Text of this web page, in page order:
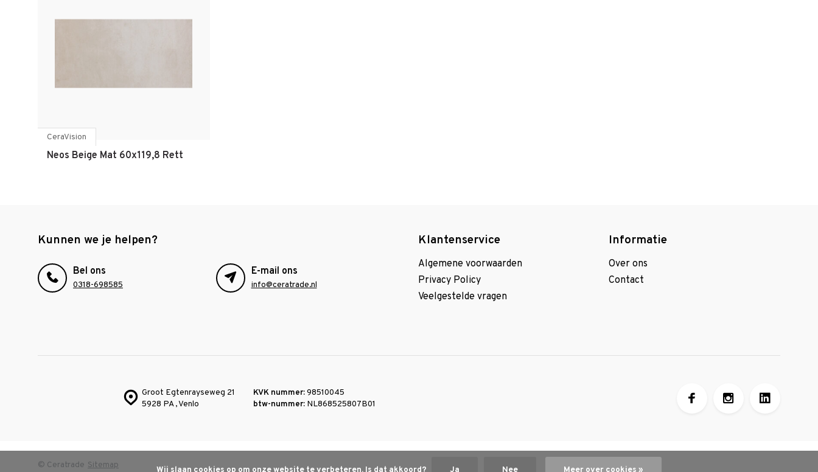
CeraVision
Neos Beige Mat 60x119,8 Rett
Kunnen we je helpen?
Bel ons
0318-698585
E-mail ons
info@ceratrade.nl
Klantenservice
Algemene voorwaarden
Privacy Policy
Veelgestelde vragen
Informatie
Over ons
Contact
Groot Egtenrayseweg 21
5928 PA , Venlo
KVK nummer:98510045
btw-nummer: NL868525807B01
© Ceratrade Sitemap Wij slaan cookies op om onze website te verbeteren. Is dat akkoord? Ja Nee Meer over cookies »